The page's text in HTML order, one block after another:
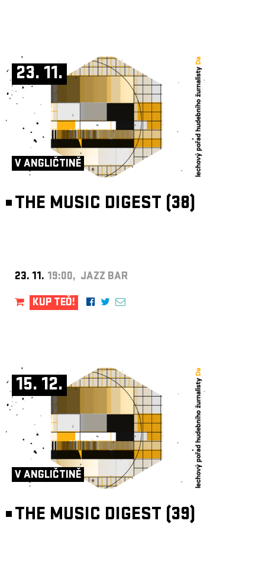
23. 11.
V ANGLIČTINĚ
THE MUSIC DIGEST (38)
23. 11. 19:00, JAZZ BAR
KUP TEĎ!
15. 12.
V ANGLIČTINĚ
THE MUSIC DIGEST (39)